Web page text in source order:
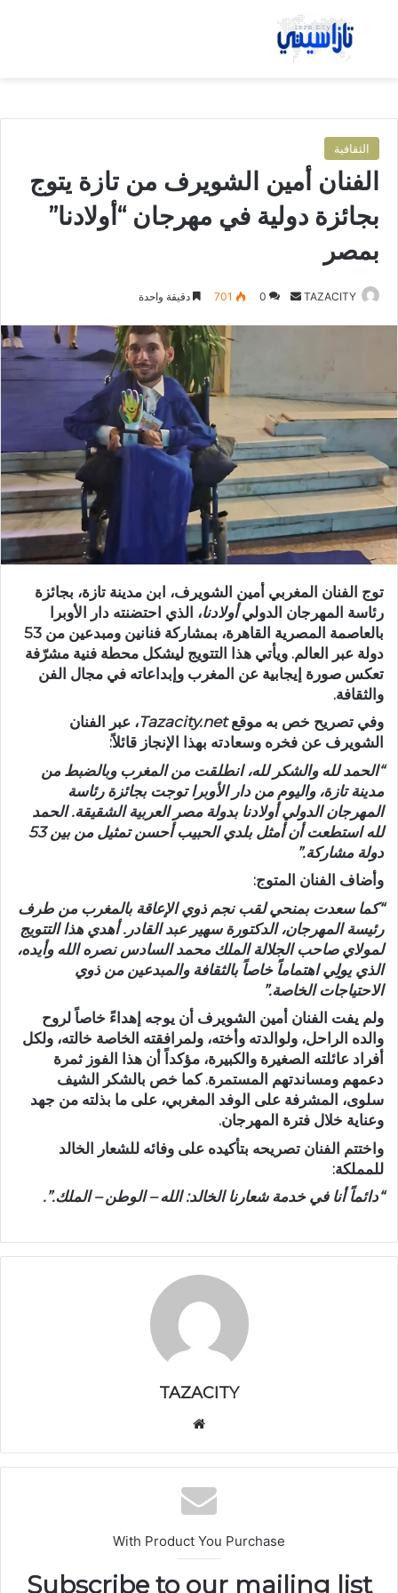
بحث عن
الثقافية
الفنان أمين الشويرف من تازة يتوج
بجائزة دولية في مهرجان “أولادنا”
بمصر
TAZACITY
ر
ي
د
إ
ك
ت
و
ن
ي
ا
0
701 دقيقة واحدة
توج الفنان المغربي أمين الشويرف، ابن مدينة تازة، بجائزة
رئاسة المهرجان الدوليأولادنا، الذي احتضنته دار الأوبرا
بالعاصمة المصرية القاهرة، بمشاركة فنانين ومبدعين من 53
دولة عبر العالم. ويأتي هذا التتويج ليشكل محطة فنية مشرّفة
تعكس صورة إيجابية عن المغرب وإبداعاته في مجال الفن
والثقافة.
وفي تصريح خص به موقعTazacity.net، عبر الفنان
الشويرف عن فخره وسعادته بهذا الإنجاز قائلاً:
“الحمد لله والشكر لله، انطلقت من المغرب وبالضبط من
مدينة تازة، واليوم من دار الأوبرا توجت بجائزة رئاسة
المهرجان الدولي أولادنا بدولة مصر العربية الشقيقة. الحمد
لله استطعت أن أمثل بلدي الحبيب أحسن تمثيل من بين 53
دولة مشاركة.”
وأضاف الفنان المتوج:
“كما سعدت بمنحي لقب نجم ذوي الإعاقة بالمغرب من طرف
رئيسة المهرجان، الدكتورة سهير عبد القادر. أهدي هذا التتويج
لمولاي صاحب الجلالة الملك محمد السادس نصره الله وأيده،
الذي يولِي اهتماماً خاصاً بالثقافة والمبدعين من ذوي
الاحتياجات الخاصة.”
ولم يفت الفنان أمين الشويرف أن يوجه إهداءً خاصاً لروح
والده الراحل، ولوالدته وأخته، ولمرافقته الخاصة خالته، ولكل
أفراد عائلته الصغيرة والكبيرة، مؤكداً أن هذا الفوز ثمرة
دعمهم ومساندتهم المستمرة. كما خص بالشكر الشيف
سلوى، المشرفة على الوفد المغربي، على ما بذلته من جهد
وعناية خلال فترة المهرجان.
واختتم الفنان تصريحه بتأكيده على وفائه للشعار الخالد
للمملكة:
“دائماً أنا في خدمة شعارنا الخالد: الله – الوطن – الملك.”.
TAZACITY
الوي
ب
With Product You Purchase
Subscribe to our mailing list